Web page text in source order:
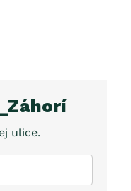
ulice.